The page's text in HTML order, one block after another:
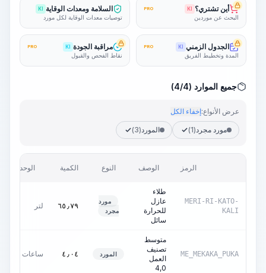
أين تشتري؟ KI
PRO
البحث عن موردين
السلامة ومعدات الوقاية KI
توصيات معدات الوقاية لكل مورد
الجدول الزمني KI
PRO
المدة وتخطيط الفريق
مراقبة الجودة KI
PRO
نقاط الفحص والقبول
جميع الموارد (4/4)
عرض الأنواع:إخفاء الكل
مورد مجرد(1) المورد(3)
الرمز الوصف النوع الكمية الوحدة
MERI-RI-KATO-
KALI
طلاء
عازل
للحرارة
سائل
مورد
مجرد
٦٥٫٧٩ لتر
ME_MEKAKA_PUKA
متوسط
تصنيف
العمل
4,0
المورد ٤٫٠٤ ساعات